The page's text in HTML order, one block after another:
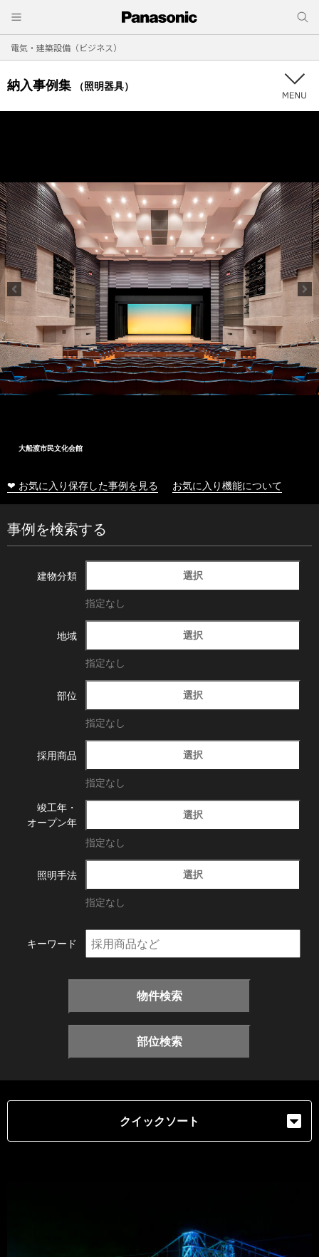
電気・建築設備（ビジネス）
納入事例集 （照明器具）
大船渡市民文化会館
❤ お気に入り保存した事例を見る お気に入り機能について
事例を検索する
建物分類 選択
指定なし
地域 選択
指定なし
部位 選択
指定なし
採用商品 選択
指定なし
竣工年・
オープン年
選択
指定なし
照明手法 選択
指定なし
キーワード
物件検索
部位検索
クイックソート